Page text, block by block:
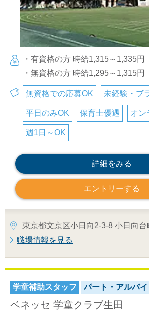
・有資格の方 時給1,315～1,335円
・無資格の方 時給1,295～1,315円
無資格での応募OK 未経験・ブ
平日のみOK 保育士優遇 オン
週1日～OK
詳細をみる
エントリーする
東京都文京区小日向2-3-8 小日向台
職場情報を見る
学童補助スタッフ パート・アルバイ
ベネッセ 学童クラブ生田